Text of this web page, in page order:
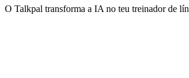
O Talkpal transforma a IA no teu treinador de